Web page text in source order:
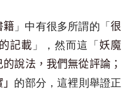
籍 」中有很多所謂的「很
記載 」，然而這 「 妖魔
的說法 ，我們無從評論；
的部分 ，這裡則舉證正